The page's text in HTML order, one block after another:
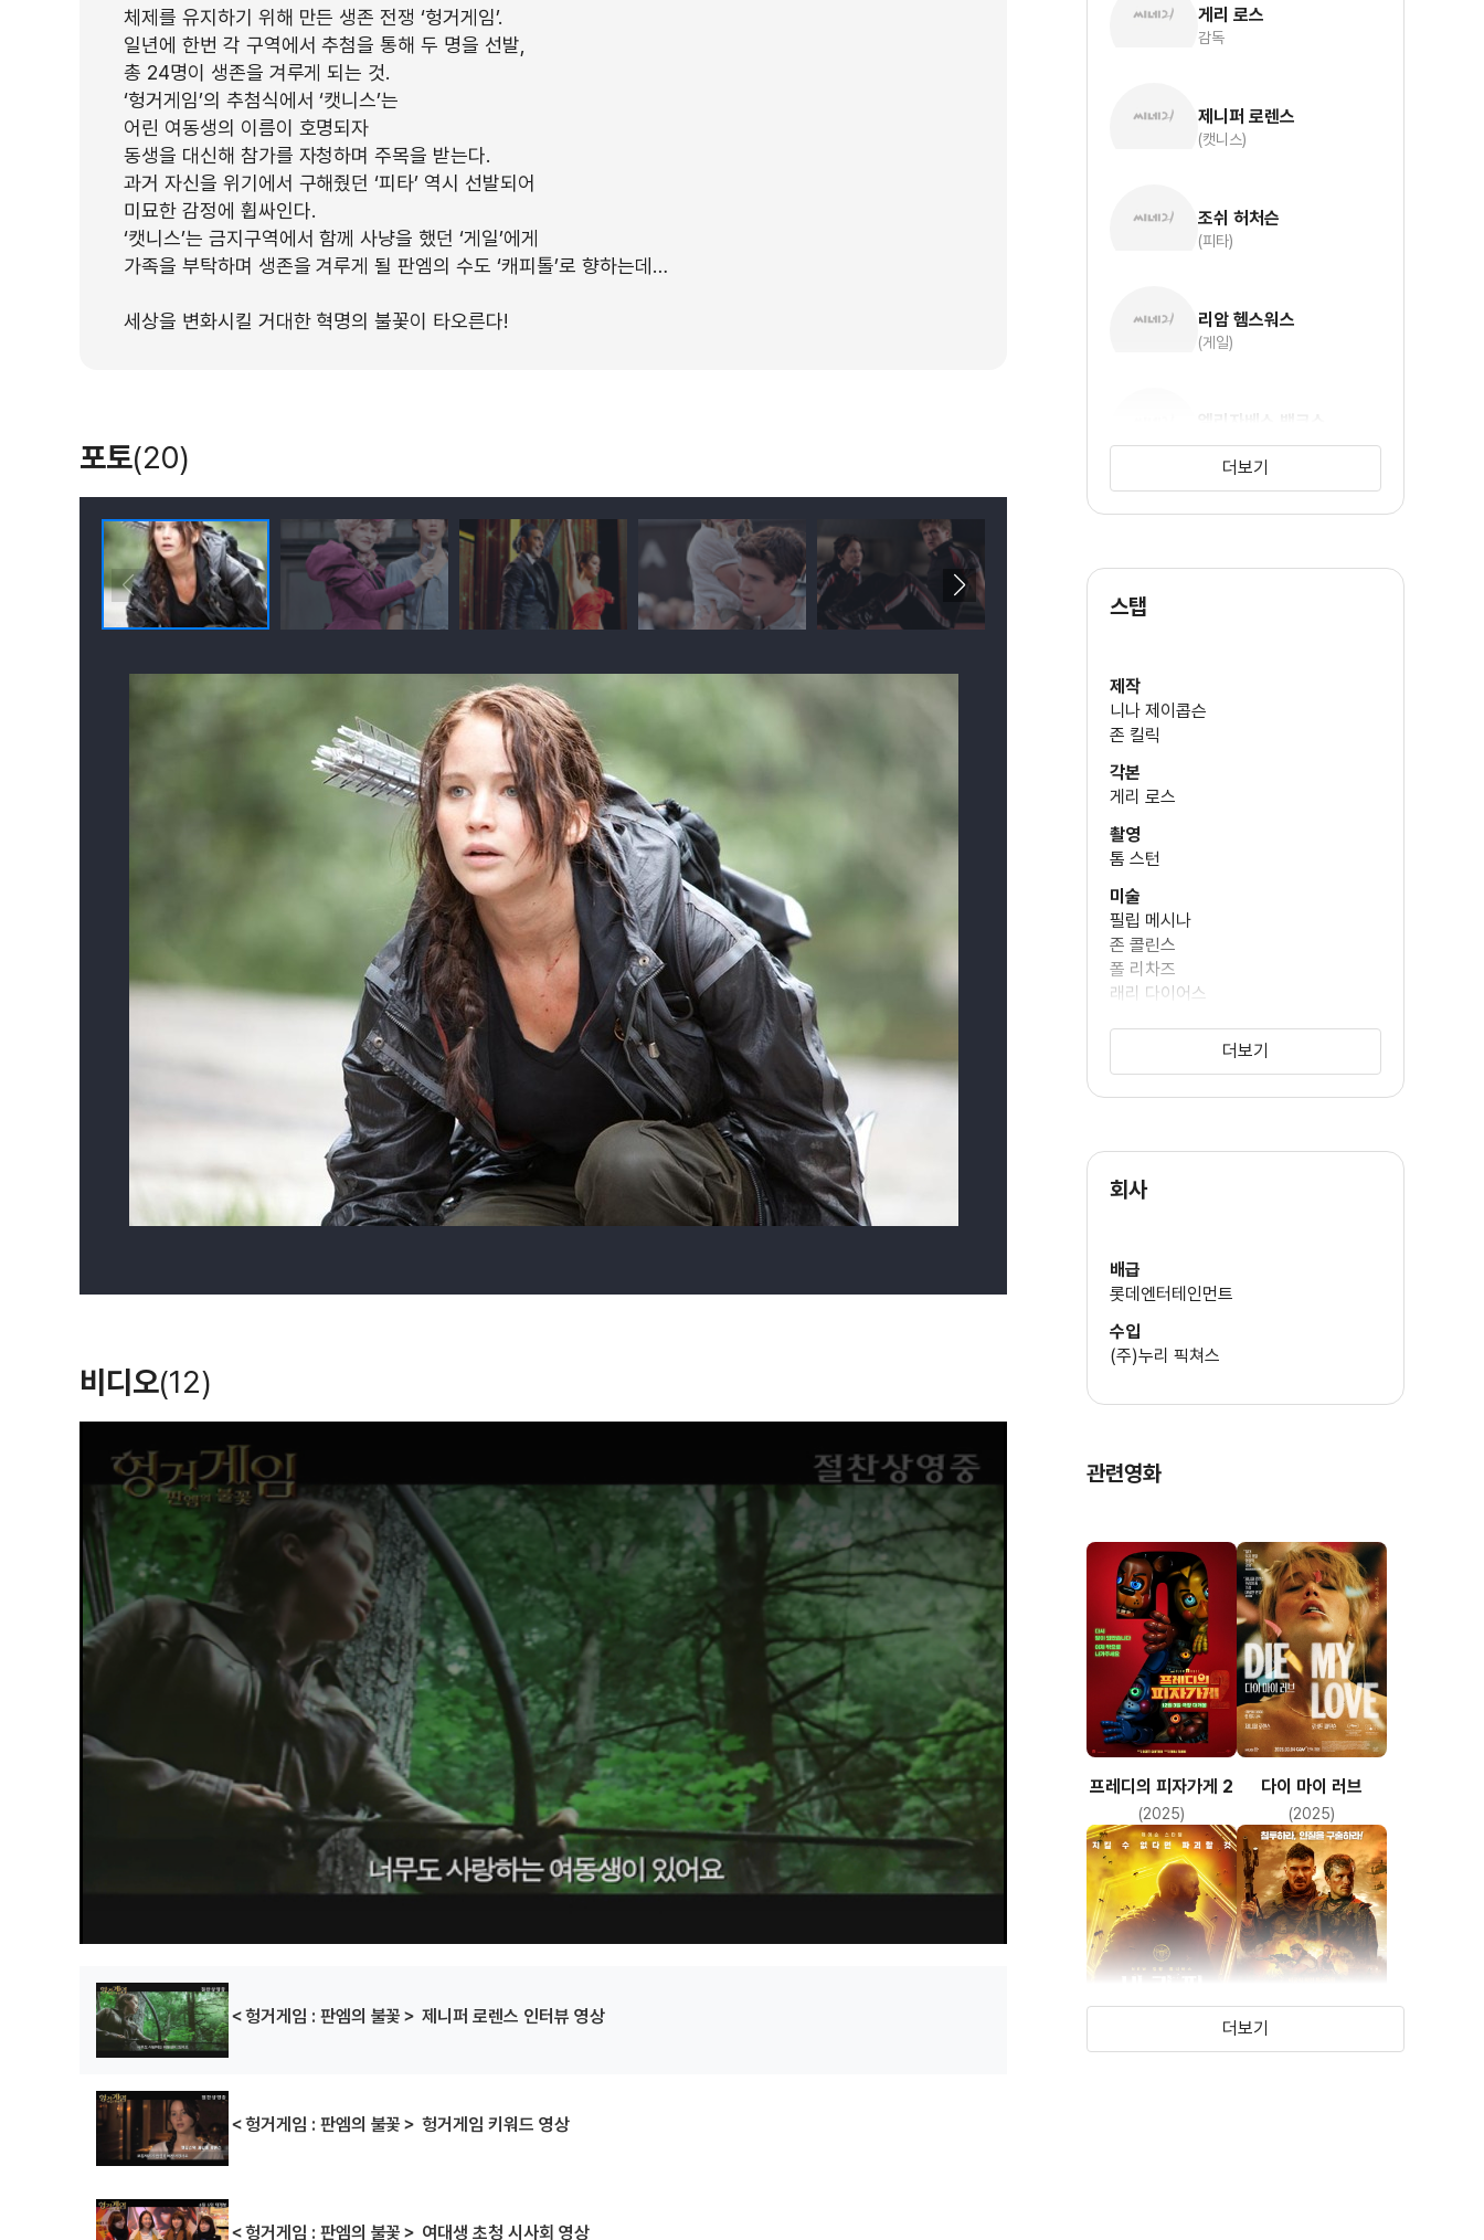
체제를 유지하기 위해 만든 생존 전쟁 ‘헝거게임’.
일년에 한번 각 구역에서 추첨을 통해 두 명을 선발,
총 24명이 생존을 겨루게 되는 것.
‘헝거게임’의 추첨식에서 ‘캣니스’는
어린 여동생의 이름이 호명되자
동생을 대신해 참가를 자청하며 주목을 받는다.
과거 자신을 위기에서 구해줬던 ‘피타’ 역시 선발되어
미묘한 감정에 휩싸인다.
‘캣니스’는 금지구역에서 함께 사냥을 했던 ‘게일’에게
가족을 부탁하며 생존을 겨루게 될 판엠의 수도 ‘캐피톨’로 향하는데…
세상을 변화시킬 거대한 혁명의 불꽃이 타오른다!
포토(20)
비디오(12)
a
o
＜헝거게임 : 판엠의 불꽃＞ 제니퍼 로렌스 인터뷰 영상
＜헝거게임 : 판엠의 불꽃＞ 헝거게임 키워드 영상
＜헝거게임 : 판엠의 불꽃＞ 여대생 초청 시사회 영상
게리 로스
감독
제니퍼 로렌스
(캣니스)
조쉬 허처슨
(피타)
리암 헴스워스
(게일)
엘리자베스 뱅크스
(에피)
웨스 벤틀리
(세네카)
(클로브)
(루)
폴라 말콤슨
(에버딘 부인)
윌로우 쉴즈
(프림로즈)
잭 퀘이드
더보기
스탭
제작
니나 제이콥슨
존 킬릭
각본
게리 로스
촬영
톰 스턴
미술
필립 메시나
존 콜린스
폴 리차즈
래리 다이어스
분장
원작
의상
주디아나 마코프스키
캐스팅
데브라 제인
기획
로빈 비슬
더보기
회사
배급
롯데엔터테인먼트
수입
(주)누리 픽쳐스
관련영화
프레디의 피자가게 2
(2025)
다이 마이 러브
(2025)
더보기